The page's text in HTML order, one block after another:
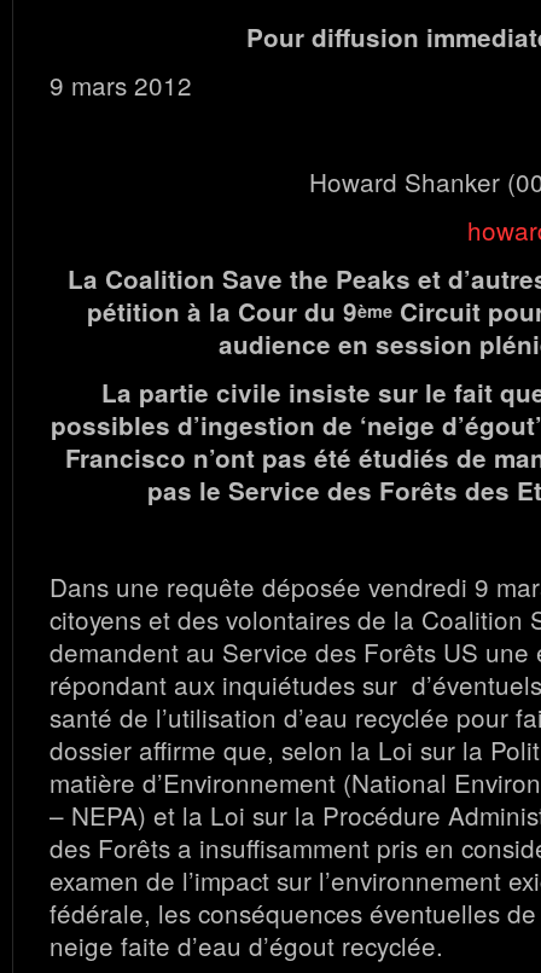
Pour diffusion
9 mars 2012
Howard Shanker
La Coalition Save the Peaks et
pétition à la Cour du 9ème Circuit
audience en session
La partie civile insiste sur le fait
possibles d’ingestion de ‘neige
Francisco n’ont pas été étudiés de
pas le Service des Forêts des
Dans une requête déposée vendredi 9
citoyens et des volontaires de la Coalition
demandent au Service des Forêts US
répondant aux inquiétudes sur
santé de l’utilisation d’eau recyclée pour
dossier affirme que, selon la Loi sur la
matière d’Environnement (National
– NEPA) et la Loi sur la Procédure
des Forêts a insuffisamment pris en
examen de l’impact sur l’environnement
fédérale, les conséquences éventuelles
neige faite d’eau d’égout recyclée.